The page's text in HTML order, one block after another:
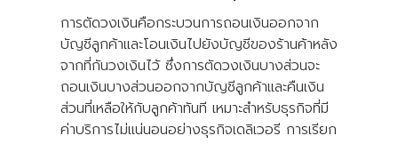
การตัดวงเงินคือกระบวนการถอนเงินออกจาก
บัญชีลูกค้าและโอนเงินไปยังบัญชีของร้านค้าหลัง
จากที่กันวงเงินไว้ ซึ่งการตัดวงเงินบางส่วนจะ
ถอนเงินบางส่วนออกจากบัญชีลูกค้าและคืนเงิน
ส่วนที่เหลือให้กับลูกค้าทันที เหมาะสำหรับธุรกิจที่มี
ค่าบริการไม่แน่นอนอย่างธุรกิจเดลิเวอรี การเรียก